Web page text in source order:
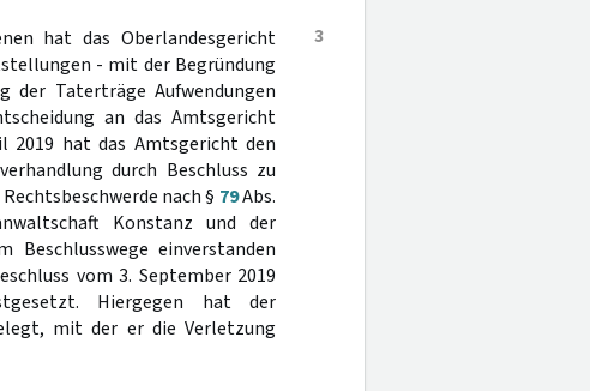
3
hat das Oberlandesgericht
- mit der Begründung
der Taterträge Aufwendungen
an das Amtsgericht
2019 hat das Amtsgericht den
durch Beschluss zu
nach § 79Abs.
Konstanz und der
einverstanden
vom 3. September 2019
Hiergegen hat der
mit der er die Verletzung